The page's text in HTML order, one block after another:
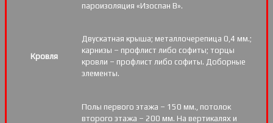
пароизоляция «Изоспан B».
Кровля
Двускатная крыша; металлочерепица 0,4 мм.;
карнизы – профлист либо софиты; торцы
кровли – профлист либо софиты. Доборные
элементы.
Полы первого этажа – 150 мм., потолок
второго этажа – 200 мм. На вертикалях и